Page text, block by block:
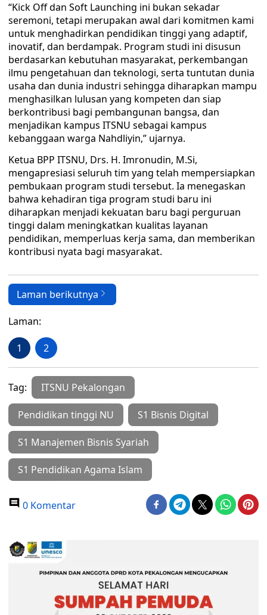
“Kick Off dan Soft Launching ini bukan sekadar
seremoni, tetapi merupakan awal dari komitmen kami
untuk menghadirkan pendidikan tinggi yang adaptif,
inovatif, dan berdampak. Program studi ini disusun
berdasarkan kebutuhan masyarakat, perkembangan
ilmu pengetahuan dan teknologi, serta tuntutan dunia
usaha dan dunia industri sehingga diharapkan mampu
menghasilkan lulusan yang kompeten dan siap
berkontribusi bagi pembangunan bangsa, dan
menjadikan kampus ITSNU sebagai kampus
kebanggaan warga Nahdliyin,” ujarnya.
Ketua BPP ITSNU, Drs. H. Imronudin, M.Si,
mengapresiasi seluruh tim yang telah mempersiapkan
pembukaan program studi tersebut. Ia menegaskan
bahwa kehadiran tiga program studi baru ini
diharapkan menjadi kekuatan baru bagi perguruan
tinggi dalam meningkatkan kualitas layanan
pendidikan, memperluas kerja sama, dan memberikan
kontribusi nyata bagi masyarakat.
Laman berikutnya
Laman:
1 2
Tag: ITSNU Pekalongan
Pendidikan tinggi NU S1 Bisnis Digital
S1 Manajemen Bisnis Syariah
S1 Pendidikan Agama Islam
0 Komentar